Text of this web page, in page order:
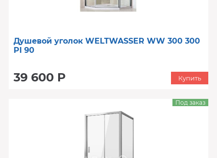
Душевой уголок WELTWASSER WW 300 300
PI 90
39 600 Р Купить
Под заказ